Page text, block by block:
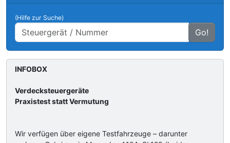
(Hilfe zur Suche)
Go!
INFOBOX
Verdecksteuergeräte
Praxistest statt Vermutung
Wir verfügen über eigene Testfahrzeuge – darunter